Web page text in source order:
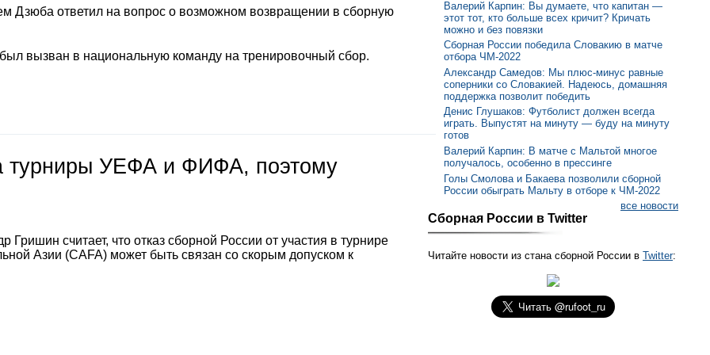
Дзюба ответил на вопрос о возможном возвращении в сборную
вызван в национальную команду на тренировочный сбор.
турниры УЕФА и ФИФА, поэтому
считает, что отказ сборной России от участия в турнире
Азии (CAFA) может быть связан со скорым допуском к
Валерий Карпин: Вы думаете, что капитан —
этот тот, кто больше всех кричит? Кричать
можно и без повязки
Сборная России победила Словакию в матче
отбора ЧМ-2022
Александр Самедов: Мы плюс-минус равные
соперники со Словакией. Надеюсь, домашняя
поддержка позволит победить
Денис Глушаков: Футболист должен всегда
играть. Выпустят на минуту — буду на минуту
готов
Валерий Карпин: В матче с Мальтой многое
получалось, особенно в прессинге
Голы Смолова и Бакаева позволили сборной
России обыграть Мальту в отборе к ЧМ-2022
все новости
Сборная России в Twitter
Читайте новости из стана сборной России в Twitter: